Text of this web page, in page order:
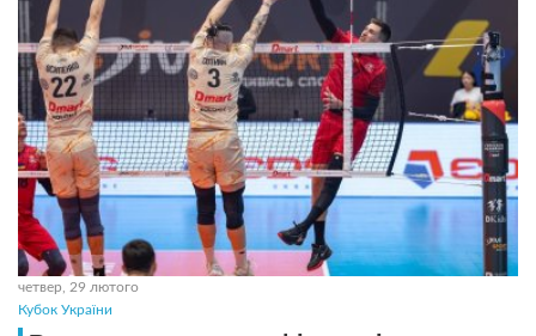
четвер, 29 лютого
Кубок України